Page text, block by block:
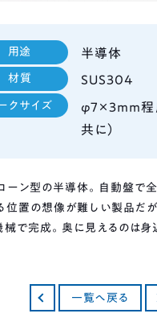
用途 半導体
材質 SUS304
クサイズ
φ7×3ｍｍ程
共に）
ーン型の半導体。自動盤で
位置の想像が難しい製品だ
械で完成。奥に見えるのは身
一覧へ戻る